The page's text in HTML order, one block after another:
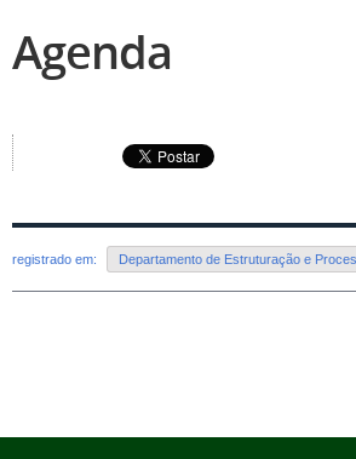
Agenda
registrado em: Departamento de Estruturação e